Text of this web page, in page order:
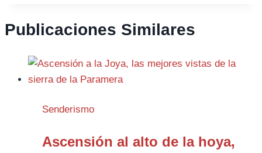
Publicaciones Similares
Senderismo
Ascensión al alto de la hoya,